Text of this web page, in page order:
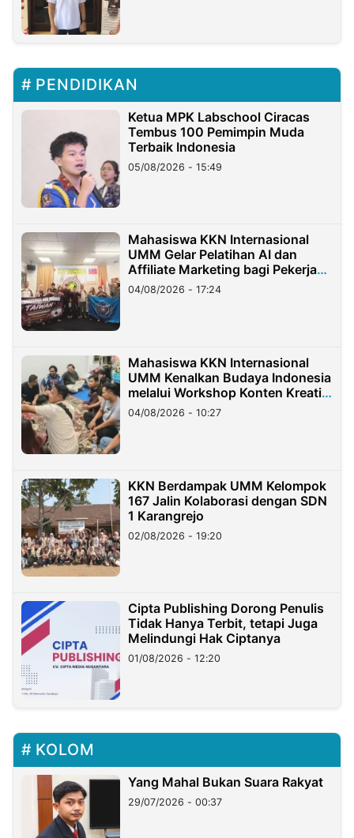
PENDIDIKAN
Ketua MPK Labschool Ciracas
Tembus 100 Pemimpin Muda
Terbaik Indonesia
05/08/2026 - 15:49
Mahasiswa KKN Internasional
UMM Gelar Pelatihan AI dan
Affiliate Marketing bagi Pekerja
Migran Indonesia di Taiwan
04/08/2026 - 17:24
Mahasiswa KKN Internasional
UMM Kenalkan Budaya Indonesia
melalui Workshop Konten Kreatif
di Taiwan
04/08/2026 - 10:27
KKN Berdampak UMM Kelompok
167 Jalin Kolaborasi dengan SDN
1 Karangrejo
02/08/2026 - 19:20
Cipta Publishing Dorong Penulis
Tidak Hanya Terbit, tetapi Juga
Melindungi Hak Ciptanya
01/08/2026 - 12:20
KOLOM
Yang Mahal Bukan Suara Rakyat
29/07/2026 - 00:37